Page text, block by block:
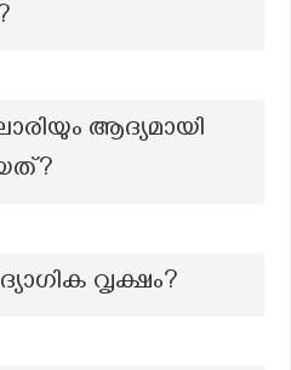
ആദ്യമായി
വൃക്ഷം?